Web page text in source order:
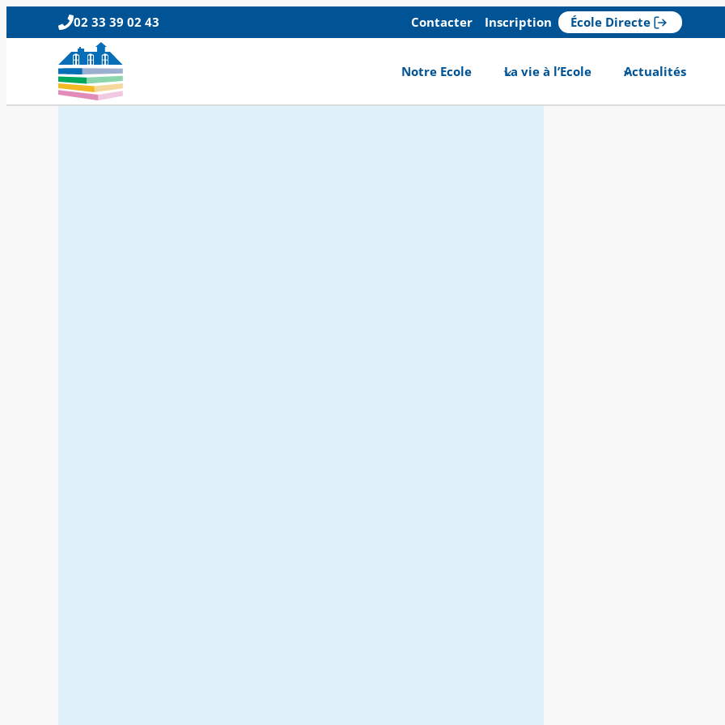
02 33 39 02 43 Contacter Inscription École Directe
Notre Ecole La vie à l’Ecole Actualités